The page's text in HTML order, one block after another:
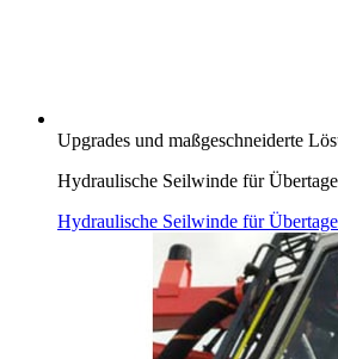
Upgrades und maßgeschneiderte
Hydraulische Seilwinde für
Hydraulische Seilwinde für